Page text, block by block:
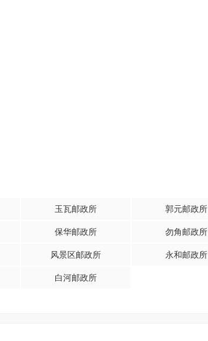
玉瓦邮政所 郭元邮政所
保华邮政所 勿角邮政所
风景区邮政所 永和邮政所
白河邮政所